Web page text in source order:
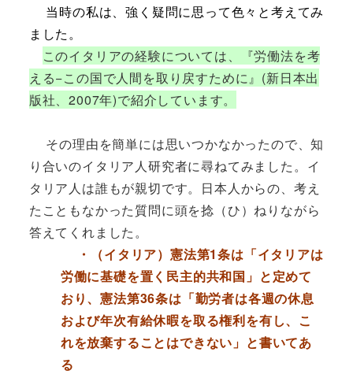
当時の私は、強く疑問に思って色々と考えてみ
ました。
このイタリアの経験については、『労働法を考
える−この国で人間を取り戻すために』(新日本出
版社、2007年)で紹介しています。
その理由を簡単には思いつかなかったので、知
り合いのイタリア人研究者に尋ねてみました。イ
タリア人は誰もが親切です。日本人からの、考え
たこともなかった質問に頭を捻（ひ）ねりながら
答えてくれました。
・（イタリア）憲法第1条は「イタリアは
労働に基礎を置く民主的共和国」と定めて
おり、憲法第36条は「勤労者は各週の休息
および年次有給休暇を取る権利を有し、こ
れを放棄することはできない」と書いてあ
る